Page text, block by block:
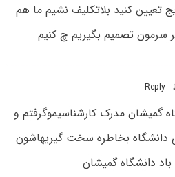
تعیین کنید بلاتکلیف نشیم ما هم
سرمون تصمیم بگیریم چ کنیم
- Reply
گمیشان مدرک کارشناسیموگرفتم و
دانشگاه بخاطره سخت گیریهاشون
دانشگاه گمیشان